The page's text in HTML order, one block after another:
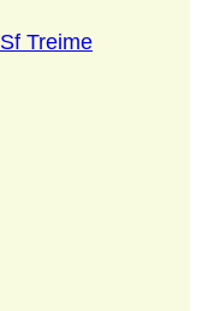
Sf Treime